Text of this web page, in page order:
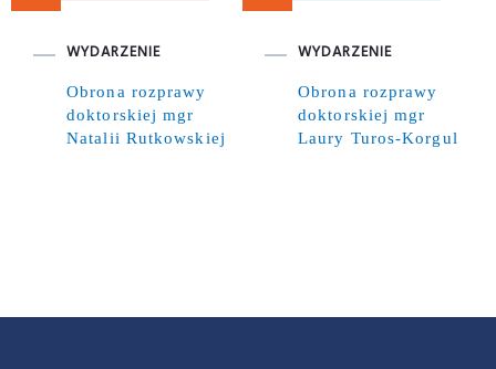
WYDARZENIE
Obrona rozprawy
doktorskiej mgr
Natalii Rutkowskiej
WYDARZENIE
Obrona rozprawy
doktorskiej mgr
Laury Turos-Korgul